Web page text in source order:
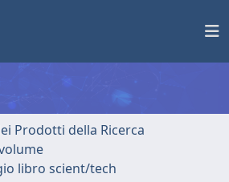
Prodotti della Ricerca
libro scient/tech